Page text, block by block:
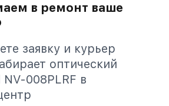
в ремонт ваше
заявку и курьер
оптический
008PLRF в